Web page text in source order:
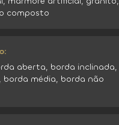
composto
aberta, borda inclinada,
média, borda não